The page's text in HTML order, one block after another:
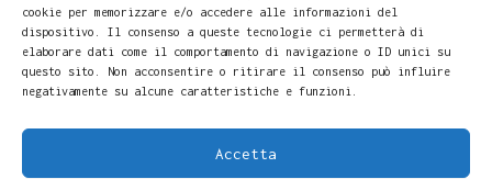
cookie per memorizzare e/o accedere alle informazioni del
dispositivo. Il consenso a queste tecnologie ci permetterà di
elaborare dati come il comportamento di navigazione o ID unici su
questo sito. Non acconsentire o ritirare il consenso può influire
negativamente su alcune caratteristiche e funzioni.
Accetta